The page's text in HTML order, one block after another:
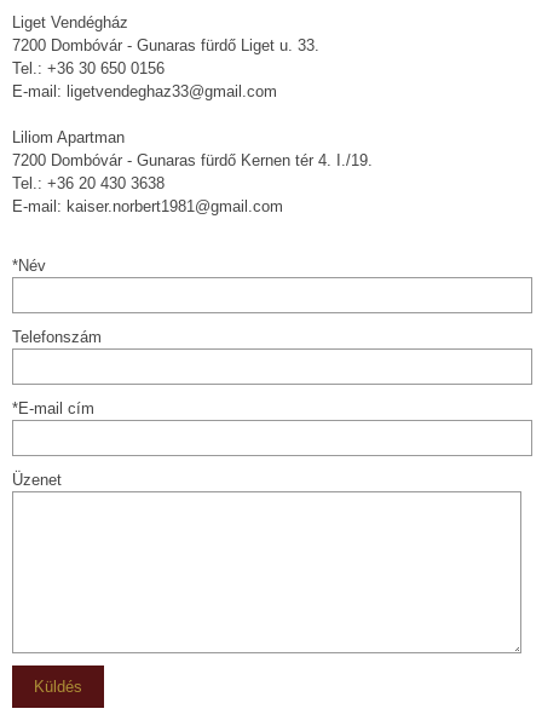
Liget Vendégház
7200 Dombóvár - Gunaras fürdő Liget u. 33.
Tel.: +36 30 650 0156
E-mail: ligetvendeghaz33@gmail.com
Liliom Apartman
7200 Dombóvár - Gunaras fürdő Kernen tér 4. I./19.
Tel.: +36 20 430 3638
E-mail: kaiser.norbert1981@gmail.com
*Név
Telefonszám
*E-mail cím
Üzenet
Küldés